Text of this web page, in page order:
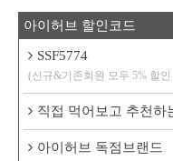
아이허브 할인코드
SSF5774
(신규&기존회원 모두 5% 할
직접 먹어보고 추천하
아이허브 독점브랜드